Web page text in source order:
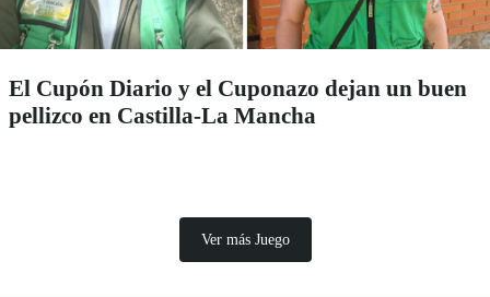
El Cupón Diario y el Cuponazo dejan un buen
pellizco en Castilla-La Mancha
Ver más Juego